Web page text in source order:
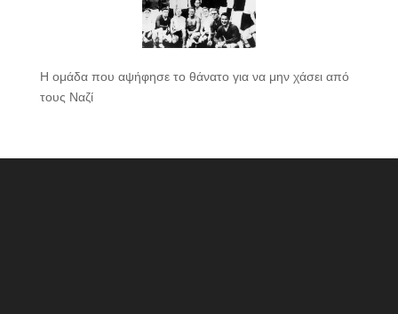
Η ομάδα που αψήφησε το θάνατο για να μην χάσει από
τους Ναζί